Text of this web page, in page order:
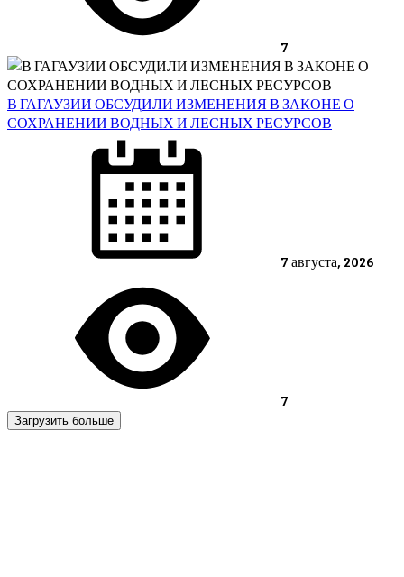
7
В ГАГАУЗИИ ОБСУДИЛИ ИЗМЕНЕНИЯ В ЗАКОНЕ О
СОХРАНЕНИИ ВОДНЫХ И ЛЕСНЫХ РЕСУРСОВ
7 августа, 2026
7
Загрузить больше